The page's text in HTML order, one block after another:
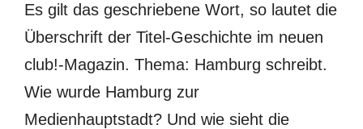
Es gilt das geschriebene Wort, so lautet die
Überschrift der Titel-Geschichte im neuen
club!-Magazin. Thema: Hamburg schreibt.
Wie wurde Hamburg zur
Medienhauptstadt? Und wie sieht die